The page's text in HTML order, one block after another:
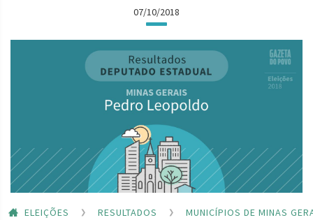
07/10/2018
ELEIÇÕES RESULTADOS
MUNICÍPIOS DE MINAS